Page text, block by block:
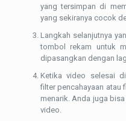
yang tersimpan di
yang sekiranya cocok
Langkah selanjutnya
tombol rekam untuk
dipasangkan dengan
Ketika video selesai
filter pencahayaan atau
menarik. Anda juga
video.